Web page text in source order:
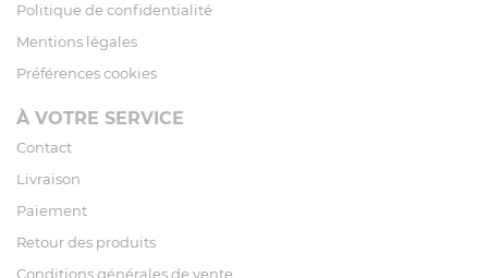
Politique de confidentialité
Mentions légales
Préférences cookies
À VOTRE SERVICE
Contact
Livraison
Paiement
Retour des produits
Conditions générales de vente